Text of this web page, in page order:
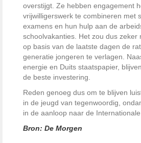
overstijgt. Ze hebben engagement
vrijwilligerswerk te combineren met
examens en hun hulp aan de
schoolvakanties. Het zou dus zeker
op basis van de laatste dagen de
generatie jongeren te verlagen.
energie en Duits staatspapier,
de beste investering.
Reden genoeg dus om te blijven
in de jeugd van tegenwoordig,
in de aanloop naar de
Bron: De Morgen